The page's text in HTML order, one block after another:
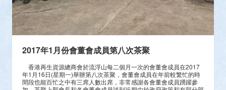
2017年1月份會董會成員第八次茶聚
香港再生資源總商會於流浮山每二個月一次的會董會成員在2017
年1月16日(星期一)舉辦第八次茶聚，會董會成員在年前較繁忙的時
間段也能百忙之中有三席人數出席，非常感謝各會董會成員踴躍參